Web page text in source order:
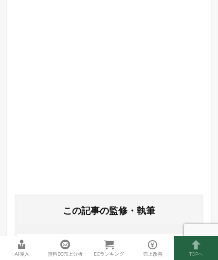
この記事の監修・執筆
AI導入 無料EC売上分析 ECランキング 売上改善 TOPへ